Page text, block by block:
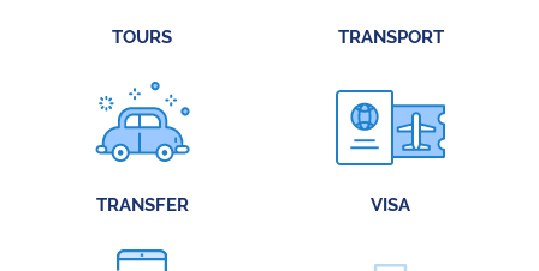
TOURS TRANSPORT
TRANSFER VISA